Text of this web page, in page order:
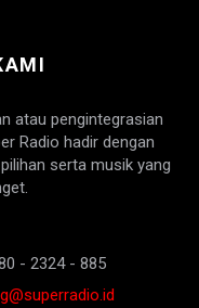
atau pengintegrasian
Radio hadir dengan
serta musik yang
- 2324 - 885